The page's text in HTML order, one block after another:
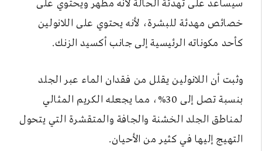
سيساعد على تهدئة الحالة لأنه مطهر ويحتوي على
خصائص مهدئة للبشرة، لأنه يحتوي على اللانولين
كأحد مكوناته الرئيسية إلى جانب أكسيد الزنك.
وثبت أن اللانولين يقلل من فقدان الماء عبر الجلد
بنسبة تصل إلى 30%، مما يجعله الكريم المثالي
لمناطق الجلد الخشنة والجافة والمتقشرة التي يتحول
التهيج إليها في كثير من الأحيان.